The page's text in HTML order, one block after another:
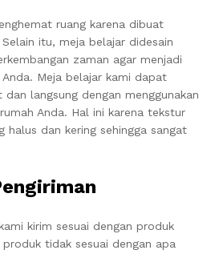
ruang karena dibuat
itu, meja belajar didesain
zaman agar menjadi
Meja belajar kami dapat
langsung dengan menggunakan
Anda. Hal ini karena tekstur
halus dan kering sehingga sangat
kirim sesuai dengan produk
tidak sesuai dengan apa